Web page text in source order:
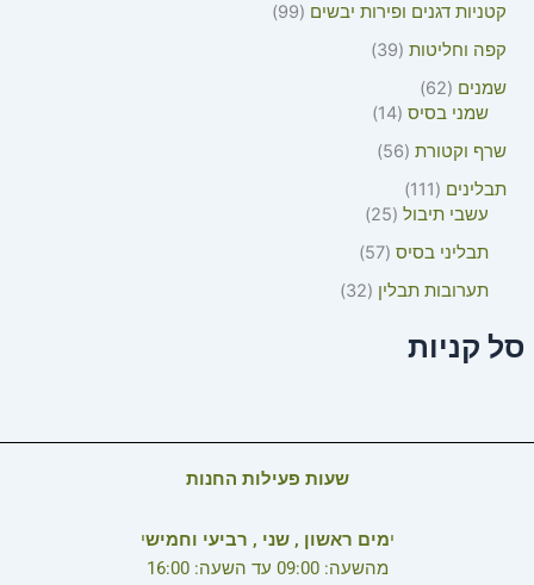
קטניות דגנים ופירות יבשים
99
קפה וחליטות 39
שמנים
62
שמני בסיס 14
שרף וקטורת 56
תבלינים
111
עשבי תיבול 25
תבליני בסיס 57
תערובות תבלין
32
סל קניות
שעות פעילות החנות
ימים ראשון , שני , רביעי וחמישי
מהשעה: 09:00 עד השעה: 16:00